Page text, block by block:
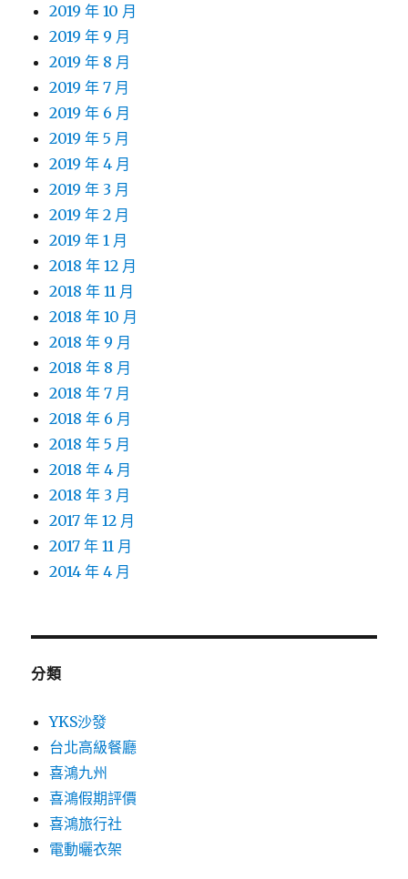
2019 年 10 月
2019 年 9 月
2019 年 8 月
2019 年 7 月
2019 年 6 月
2019 年 5 月
2019 年 4 月
2019 年 3 月
2019 年 2 月
2019 年 1 月
2018 年 12 月
2018 年 11 月
2018 年 10 月
2018 年 9 月
2018 年 8 月
2018 年 7 月
2018 年 6 月
2018 年 5 月
2018 年 4 月
2018 年 3 月
2017 年 12 月
2017 年 11 月
2014 年 4 月
分類
YKS沙發
台北高級餐廳
喜鴻九州
喜鴻假期評價
喜鴻旅行社
電動曬衣架